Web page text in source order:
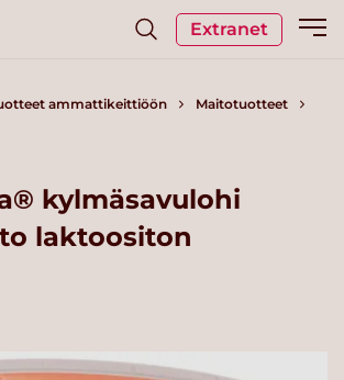
Extranet
ammattikeittiöön
Maitotuotteet
kylmäsavulohi
laktoositon